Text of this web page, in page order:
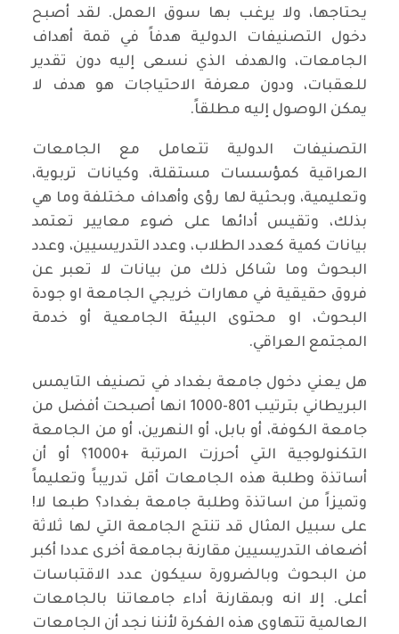
يحتاجها، ولا يرغب بها سوق العمل. لقد أصبح
دخول التصنيفات الدولية هدفاً في قمة أهداف
الجامعات، والهدف الذي نسعى إليه دون تقدير
للعقبات، ودون معرفة الاحتياجات هو هدف لا
يمكن الوصول إليه مطلقاً.
التصنيفات الدولية تتعامل مع الجامعات
العراقية كمؤسسات مستقلة، وكيانات تربوية،
وتعليمية، وبحثية لها رؤى وأهداف مختلفة وما هي
بذلك، وتقيس أدائها على ضوء معايير تعتمد
بيانات كمية كعدد الطلاب، وعدد التدريسيين، وعدد
البحوث وما شاكل ذلك من بيانات لا تعبر عن
فروق حقيقية في مهارات خريجي الجامعة او جودة
البحوث، او محتوى البيئة الجامعية أو خدمة
المجتمع العراقي.
هل يعني دخول جامعة بغداد في تصنيف التايمس
البريطاني بترتيب 801-1000 انها أصبحت أفضل من
جامعة الكوفة، أو بابل، أو النهرين، أو من الجامعة
التكنولوجية التي أحرزت المرتبة +1000؟ أو أن
أساتذة وطلبة هذه الجامعات أقل تدريباً وتعليماً
وتميزاً من اساتذة وطلبة جامعة بغداد؟ طبعا لا!
على سبيل المثال قد تنتج الجامعة التي لها ثلاثة
أضعاف التدريسيين مقارنة بجامعة أخرى عددا أكبر
من البحوث وبالضرورة سيكون عدد الاقتباسات
أعلى. إلا انه وبمقارنة أداء جامعاتنا بالجامعات
العالمية تتهاوى هذه الفكرة لأننا نجد أن الجامعات